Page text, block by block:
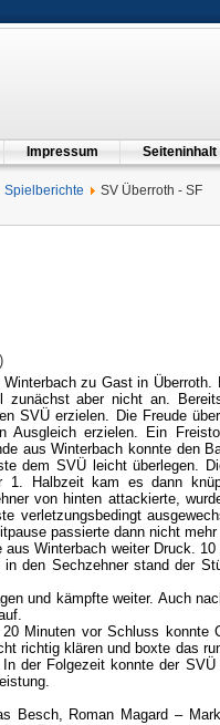
Impressum Seiteninhalt
Spielberichte
SV Überroth - SF
zu Gast in
zunächst aber nicht an.
SVÜ erzielen. Die Freude
Ausgleich erzielen. Ein
aus Winterbach konnte den
dem SVÜ leicht überlegen.
1. Halbzeit kam es dann
von hinten attackierte,
verletzungsbedingt
passierte dann nicht mehr
Winterbach weiter Druck.
den Sechzehner stand der
und kämpfte weiter. Auch
Minuten vor Schluss konnte
richtig klären und boxte das
der Folgezeit konnte der
Besch, Roman Magard –